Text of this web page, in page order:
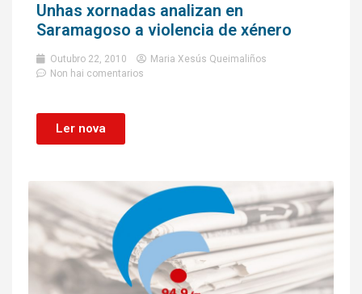
Unhas xornadas analizan en
Saramagoso a violencia de xénero
Outubro 22, 2010
Maria Xesús Queimaliños
Non hai comentarios
Ler nova